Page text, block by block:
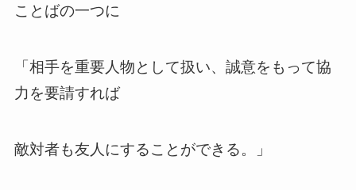
ことばの一つに
「相手を重要人物として扱い、誠意をもって協
力を要請すれば
敵対者も友人にすることができる。」